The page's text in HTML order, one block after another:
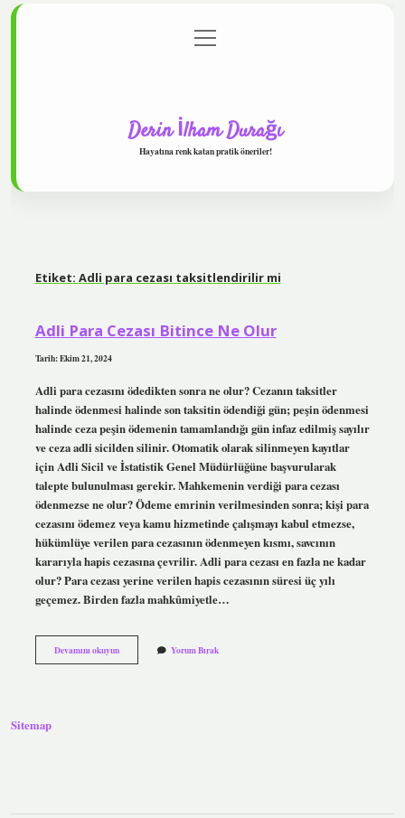
Gizlilik Politikası
menüyü
aç
Derin İlham Durağı
Hayatına renk katan pratik öneriler!
Etiket: Adli para cezası taksitlendirilir mi
Adli Para Cezası Bitince Ne Olur
Tarih: Ekim 21, 2024
Adli para cezasını ödedikten sonra ne olur? Cezanın taksitler
halinde ödenmesi halinde son taksitin ödendiği gün; peşin ödenmesi
halinde ceza peşin ödemenin tamamlandığı gün infaz edilmiş sayılır
ve ceza adli sicilden silinir. Otomatik olarak silinmeyen kayıtlar
için Adli Sicil ve İstatistik Genel Müdürlüğüne başvurularak
talepte bulunulması gerekir. Mahkemenin verdiği para cezası
ödenmezse ne olur? Ödeme emrinin verilmesinden sonra; kişi para
cezasını ödemez veya kamu hizmetinde çalışmayı kabul etmezse,
hükümlüye verilen para cezasının ödenmeyen kısmı, savcının
kararıyla hapis cezasına çevrilir. Adli para cezası en fazla ne kadar
olur? Para cezası yerine verilen hapis cezasının süresi üç yılı
geçemez. Birden fazla mahkûmiyetle…
Devamını okuyunAdli
Para
Yorum Bırak
Sitemap